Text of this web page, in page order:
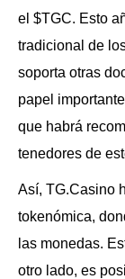
el $TGC. Esto
tradicional de
soporta otras
papel
que habrá
tenedores de
Así, TG.Casino
tokenómica,
las monedas.
otro lado, es